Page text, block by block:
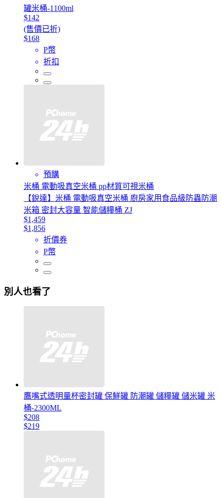
罐米桶-1100ml
$142
(售價已折)
$168
P幣
折扣
預購
米桶 電動吸真空米桶 pp材質可視米桶
【銳達】米桶 電動吸真空米桶 廚房家用食品級防蟲防潮
米箱 密封大容量 智能儲糧桶 ZJ
$1,459
$1,856
折價券
P幣
別人也看了
鷹嘴式透明量杯密封罐 保鮮罐 防潮罐 儲糧罐 儲米罐 米
桶-2300ML
$208
$219